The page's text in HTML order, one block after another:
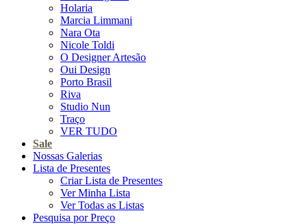
Holaria
Marcia Limmani
Nara Ota
Nicole Toldi
O Designer Artesão
Oui Design
Porto Brasil
Riva
Studio Nun
Traço
VER TUDO
Sale
Nossas Galerias
Lista de Presentes
Criar Lista de Presentes
Ver Minha Lista
Ver Todas as Listas
Pesquisa por Preço